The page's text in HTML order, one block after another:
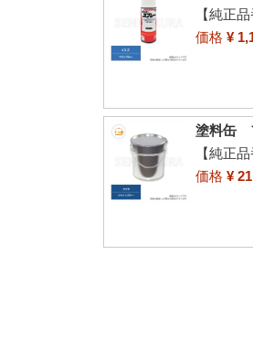
【純正品
価格 ¥
塗料缶
【純正品
価格 ¥